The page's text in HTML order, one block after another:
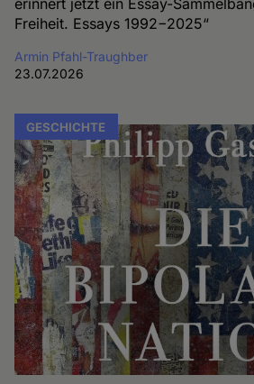
Freiheit. Essays 1992−2025“
Armin Pfahl-Traughber
23.07.2026
GESCHICHTE